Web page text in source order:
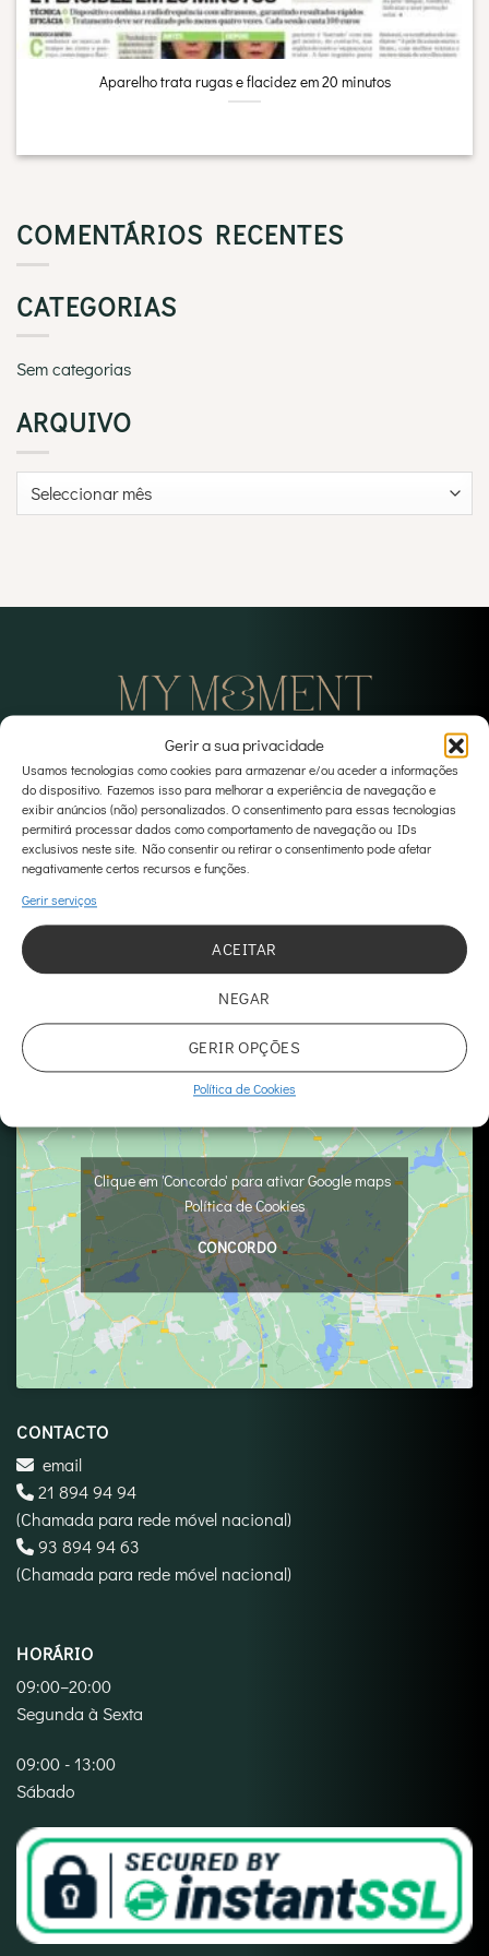
Gerir a sua privacidade
Usamos tecnologias como cookies para armazenar e/ou aceder a informações
do dispositivo. Fazemos isso para melhorar a experiência de navegação e
exibir anúncios (não) personalizados. O consentimento para essas tecnologias
permitirá processar dados como comportamento de navegação ou IDs
exclusivos neste site. Não consentir ou retirar o consentimento pode afetar
negativamente certos recursos e funções.
Gerir serviços
ACEITAR
NEGAR
GERIR OPÇÕES
Política de Cookies
Aparelho trata rugas e flacidez em 20 minutos
COMENTÁRIOS RECENTES
CATEGORIAS
Sem categorias
ARQUIVO
Arquivo
visitar website principal
MORADA
Rua Dr António Cândido, 8, Loja 1, 1050-076 Lisboa
Registo na ERS - E169684
Clique em 'Concordo' para ativar Google maps
Política de Cookies
CONCORDO
CONTACTO
email
21 894 94 94
(Chamada para rede móvel nacional)
‪93 894 94 63‬
(Chamada para rede móvel nacional)
HORÁRIO
09:00–20:00
Segunda à Sexta
09:00 - 13:00
Sábado